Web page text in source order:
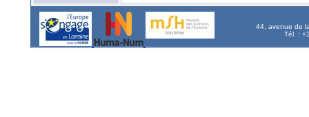
44, avenue de
Tél. :